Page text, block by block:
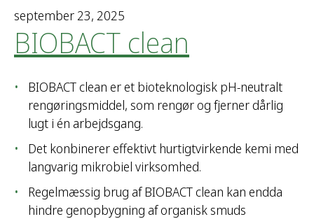
september 23, 2025
BIOBACT clean
BIOBACT clean er et bioteknologisk pH-neutralt
rengøringsmiddel, som rengør og fjerner dårlig
lugt i én arbejdsgang.
Det konbinerer effektivt hurtigtvirkende kemi med
langvarig mikrobiel virksomhed.
Regelmæssig brug af BIOBACT clean kan endda
hindre genopbygning af organisk smuds